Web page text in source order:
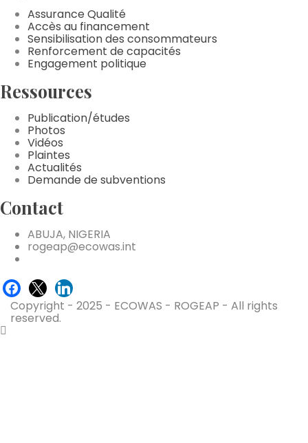
Assurance Qualité
Accès au financement
Sensibilisation des consommateurs
Renforcement de capacités
Engagement politique
Ressources
Publication/études
Photos
Vidéos
Plaintes
Actualités
Demande de subventions
Contact
ABUJA, NIGERIA
rogeap@ecowas.int
facebook
x
linkedin
Copyright - 2025 - ECOWAS - ROGEAP - All rights
reserved.